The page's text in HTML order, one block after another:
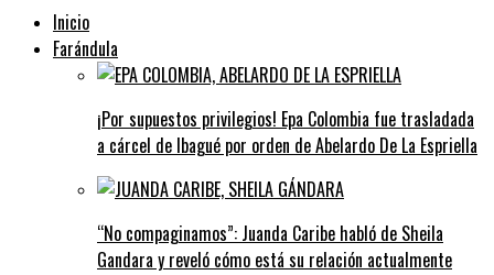
Inicio
Farándula
¡Por supuestos privilegios! Epa Colombia fue trasladada
a cárcel de Ibagué por orden de Abelardo De La Espriella
“No compaginamos”: Juanda Caribe habló de Sheila
Gandara y reveló cómo está su relación actualmente